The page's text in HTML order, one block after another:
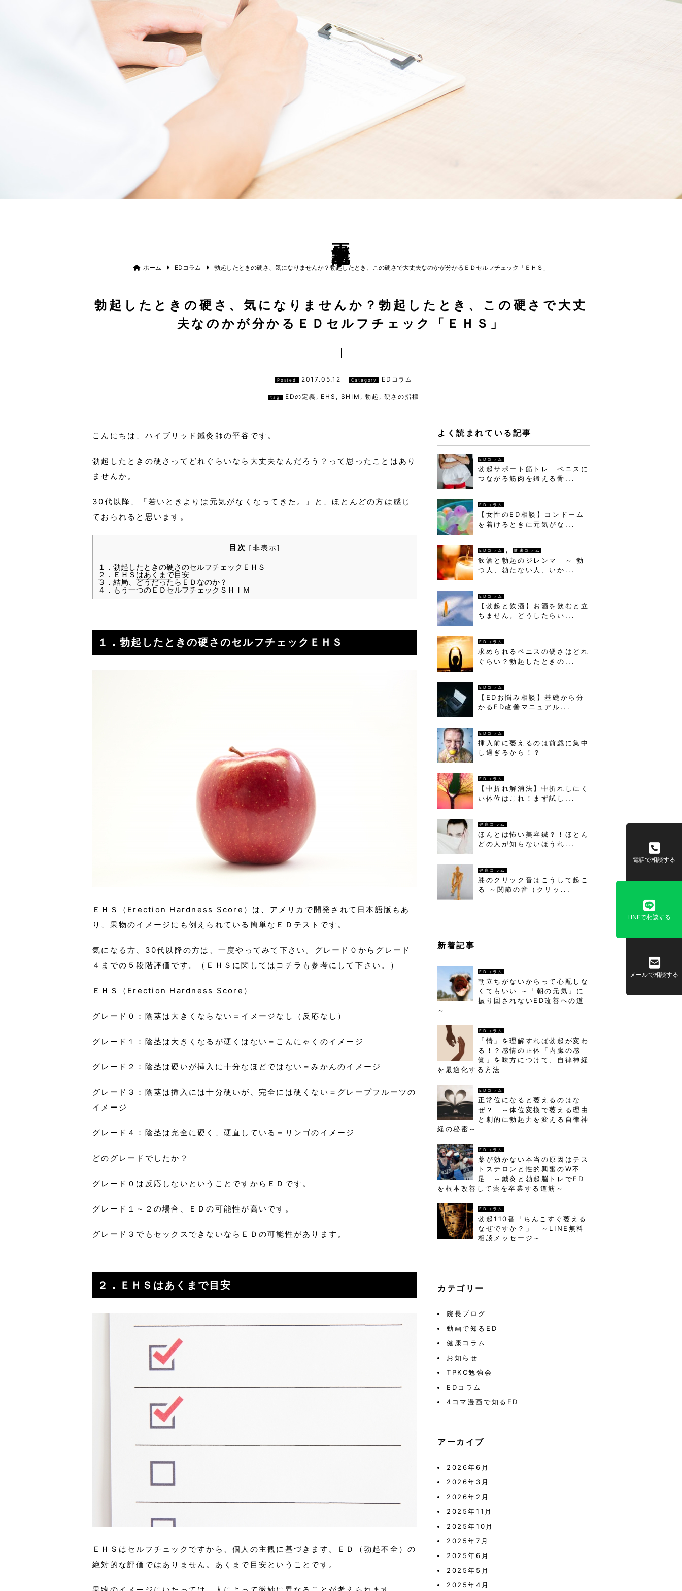
ホーム EDコラム 勃起したときの硬さ、気になりませんか？勃起したとき、この硬さで大丈夫なのかが分かるＥＤセルフチェック「ＥＨＳ」
勃起したときの硬さ、気になりませんか？勃起したとき、この硬さで大丈
夫なのかが分かるＥＤセルフチェック「ＥＨＳ」
Posted 2017.05.12 Category EDコラム
tag EDの定義 , EHS , SHIM ,勃起 , 硬さの指標
こんにちは、ハイブリッド鍼灸師の平谷です。
勃起したときの硬さってどれぐらいなら大丈夫なんだろう？って思ったことはあり
ませんか。
30代以降、「若いときよりは元気がなくなってきた。」と、ほとんどの方は感じ
ておられると思います。
目次 [非表示]
１．勃起したときの硬さのセルフチェックＥＨＳ
２．ＥＨＳはあくまで目安
３．結局、どうだったらＥＤなのか？
４．もう一つのＥＤセルフチェックＳＨＩＭ
１．勃起したときの硬さのセルフチェックＥＨＳ
ＥＨＳ（Erection Hardness Score）は、アメリカで開発されて日本語版もあ
り、果物のイメージにも例えられている簡単なＥＤテストです。
気になる方、30代以降の方は、一度やってみて下さい。グレード０からグレード
４までの５段階評価です。（ＥＨＳに関しては コチラ も参考にして下さい。）
ＥＨＳ（Erection Hardness Score）
グレード０：陰茎は大きくならない＝イメージなし（反応なし）
グレード１：陰茎は大きくなるが硬くはない＝こんにゃくのイメージ
グレード２：陰茎は硬いが挿入に十分なほどではない＝みかんのイメージ
グレード３：陰茎は挿入には十分硬いが、完全には硬くない＝グレープフルーツの
イメージ
グレード４：陰茎は完全に硬く、硬直している＝リンゴのイメージ
どのグレードでしたか？
グレード０は反応しないということですからＥＤです。
グレード１～２の場合、ＥＤの可能性が高いです。
グレード３でもセックスできないならＥＤの可能性があります。
２．ＥＨＳはあくまで目安
ＥＨＳはセルフチェックですから、個人の主観に基づきます。ＥＤ（勃起不全）の
絶対的な評価ではありません。あくまで目安ということです。
よく読まれている記事
EDコラム
勃起サポート筋トレ ペニスに
つながる筋肉を鍛える骨...
EDコラム
【女性のED相談】コンドーム
を着けるときに元気がな...
EDコラム , 健康コラム
飲酒と勃起のジレンマ ～ 勃
つ人、勃たない人、いか...
EDコラム
【勃起と飲酒】お酒を飲むと立
ちません。どうしたらい...
EDコラム
求められるペニスの硬さはどれ
ぐらい？勃起したときの...
EDコラム
【EDお悩み相談】基礎から分
かるED改善マニュアル...
EDコラム
挿入前に萎えるのは前戯に集中
し過ぎるから！？
EDコラム
【中折れ解消法】中折れしにく
い体位はこれ！まず試し...
健康コラム
ほんとは怖い美容鍼？！ほとん
どの人が知らないほうれ...
健康コラム
膝のクリック音はこうして起こ
る ～関節の音（クリッ...
新着記事
EDコラム
朝立ちがないからって心配しな
くてもいい ～「朝の元気」に
振り回されないED改善への道
～
EDコラム
「情」を理解すれば勃起が変わ
る！？感情の正体「内臓の感
覚」を味方につけて、自律神経
を最適化する方法
EDコラム
正常位になると萎えるのはな
ぜ？ ～体位変換で萎える理由
と劇的に勃起力を変える自律神
経の秘密～
EDコラム
薬が効かない本当の原因はテス
トステロンと性的興奮のW不
足 ～鍼灸と勃起脳トレでED
を根本改善して薬を卒業する道筋～
EDコラム
勃起110番「ちんこすぐ萎える
なぜですか？」 ～LINE無料
相談メッセージ～
カテゴリー
院長ブログ
動画で知るED
健康コラム
お知らせ
TPKC勉強会
EDコラム
4コマ漫画で知るED
アーカイブ
2026年6月
2026年3月
2026年2月
2025年11月
2025年10月
2025年7月
2025年6月
2025年5月
2025年4月
電話で相談する
LINEで相談する
メールで相談する